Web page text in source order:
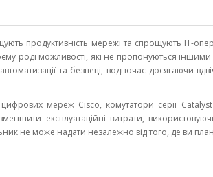
продуктивність мережі та спрощують ІТ-
роді можливості, які не пропонуються іншими
та безпеці, водночас досягаючи
мереж Cisco, комутатори серії
експлуатаційні витрати,
не може надати незалежно від того, де ви